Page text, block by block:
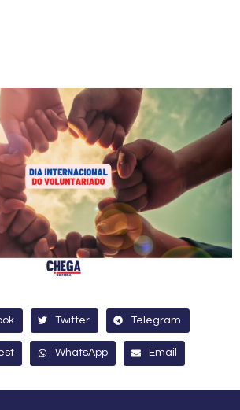
Twitter Telegram
WhatsApp Email